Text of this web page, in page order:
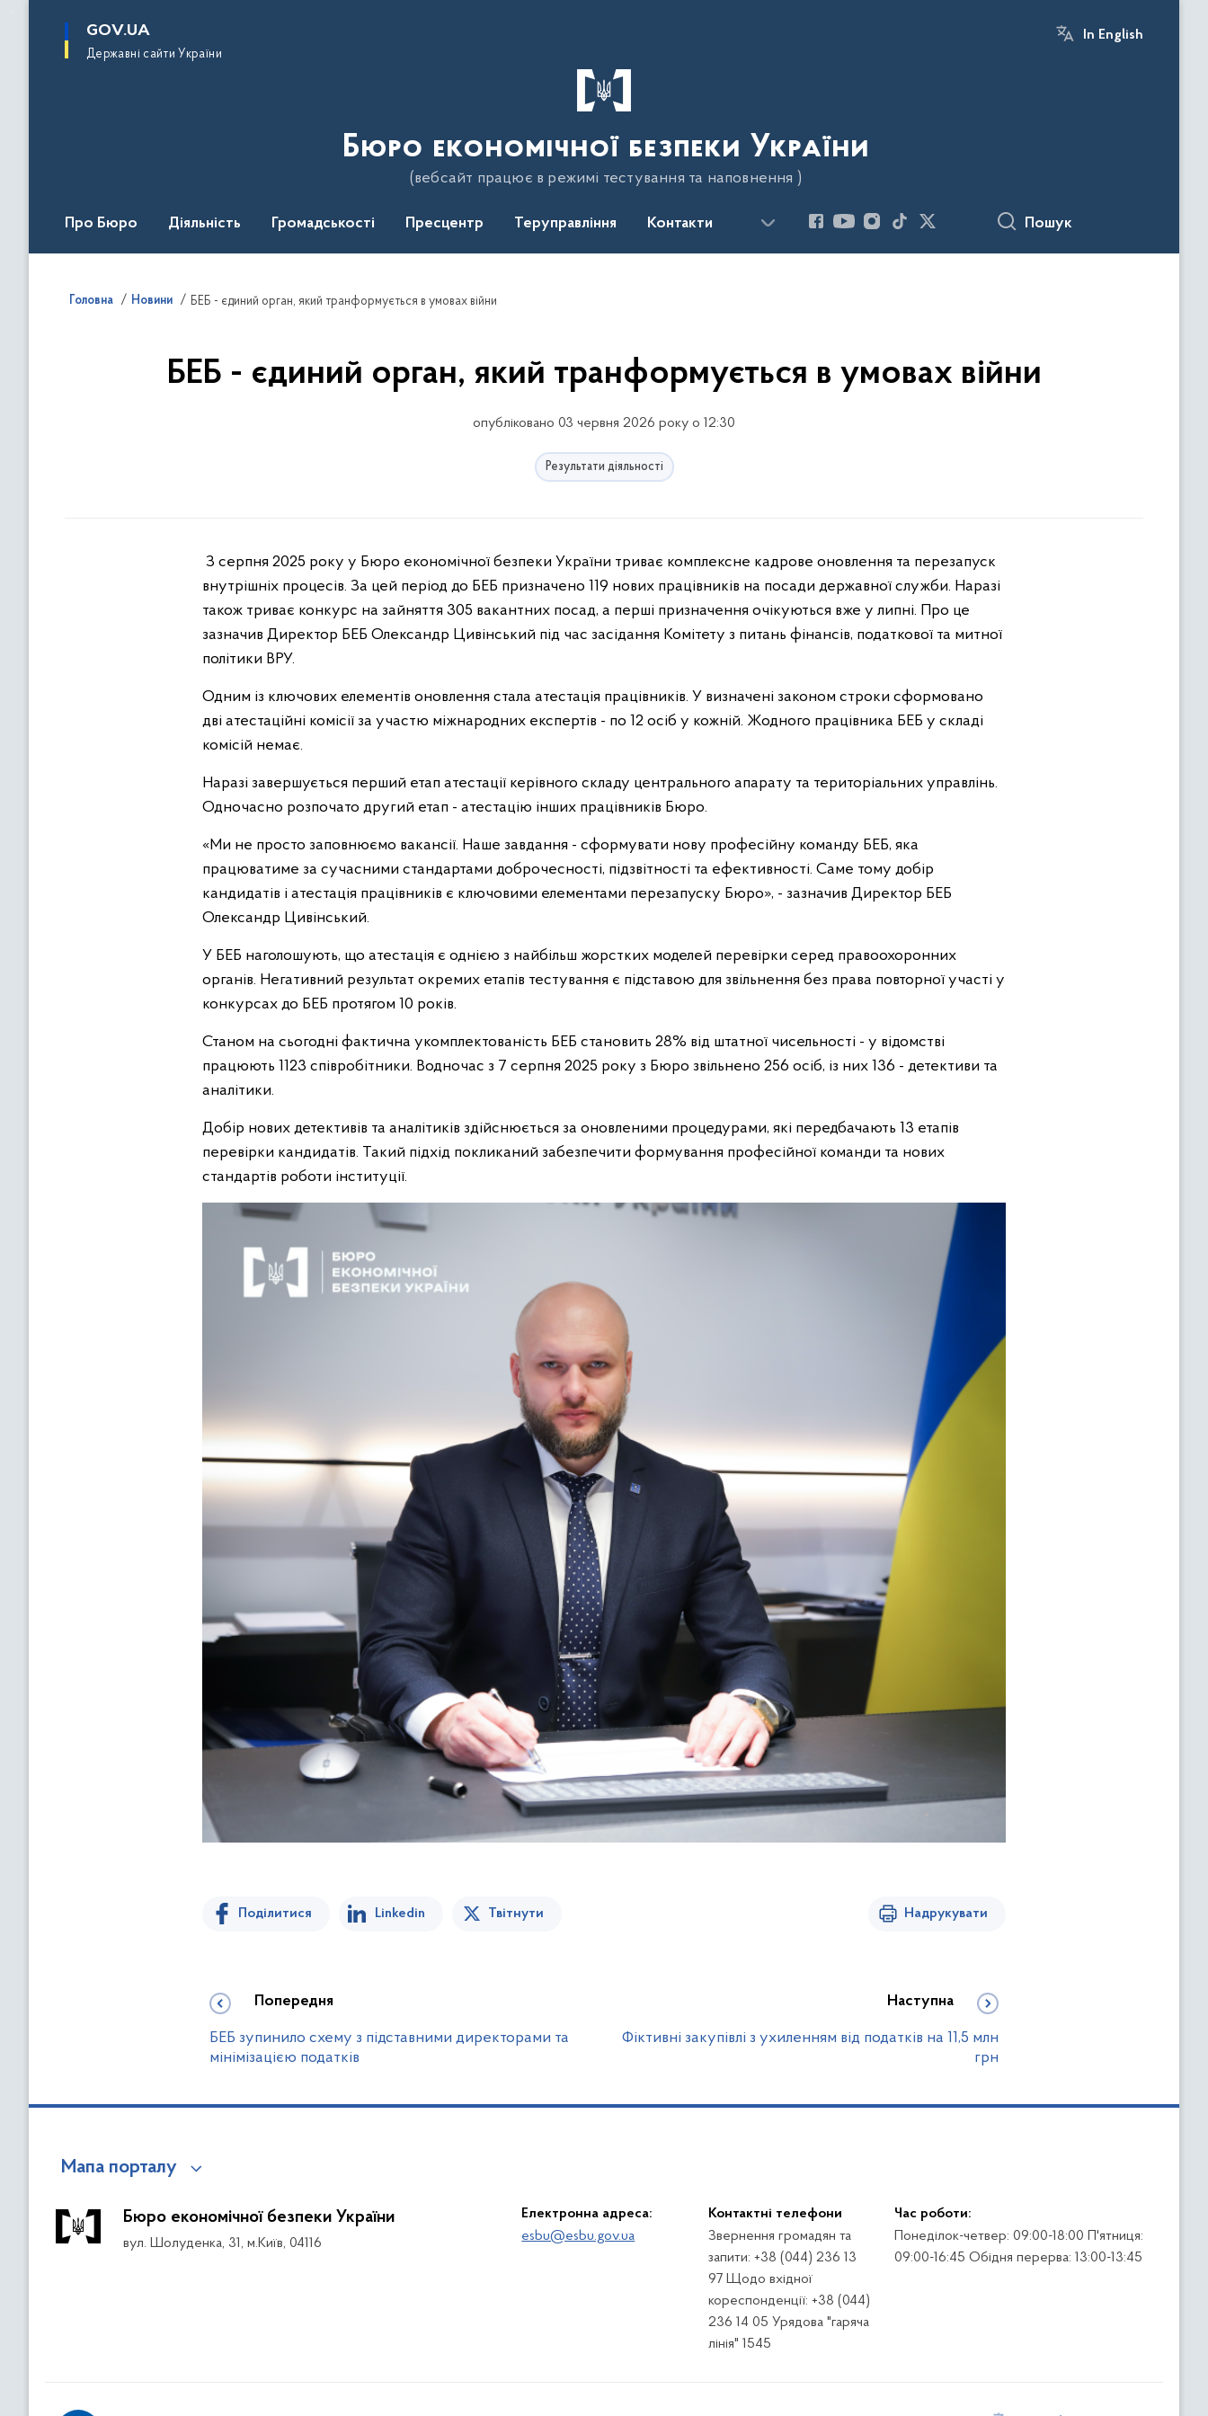
основного
GOV.UA
Державні сайти України
In English
Бюро економічної безпеки України
(вебсайт працює в режимі тестування та наповнення )
Про Бюро Діяльність Громадськості Пресцентр Теруправління Контакти Пошук
Головна Новини БЕБ - єдиний орган, який транформується в умовах війни
БЕБ - єдиний орган, який транформується в умовах війни
опубліковано 03 червня 2026 року о 12:30
Результати діяльності
З серпня 2025 року у Бюро економічної безпеки України триває комплексне кадрове оновлення та перезапуск
внутрішніх процесів. За цей період до БЕБ призначено 119 нових працівників на посади державної служби. Наразі
також триває конкурс на зайняття 305 вакантних посад, а перші призначення очікуються вже у липні. Про це
зазначив Директор БЕБ Олександр Цивінський під час засідання Комітету з питань фінансів, податкової та митної
політики ВРУ.
Одним із ключових елементів оновлення стала атестація працівників. У визначені законом строки сформовано
дві атестаційні комісії за участю міжнародних експертів - по 12 осіб у кожній. Жодного працівника БЕБ у складі
комісій немає.
Наразі завершується перший етап атестації керівного складу центрального апарату та територіальних управлінь.
Одночасно розпочато другий етап - атестацію інших працівників Бюро.
«Ми не просто заповнюємо вакансії. Наше завдання - сформувати нову професійну команду БЕБ, яка
працюватиме за сучасними стандартами доброчесності, підзвітності та ефективності. Саме тому добір
кандидатів і атестація працівників є ключовими елементами перезапуску Бюро», - зазначив Директор БЕБ
Олександр Цивінський.
У БЕБ наголошують, що атестація є однією з найбільш жорстких моделей перевірки серед правоохоронних
органів. Негативний результат окремих етапів тестування є підставою для звільнення без права повторної участі у
конкурсах до БЕБ протягом 10 років.
Станом на сьогодні фактична укомплектованість БЕБ становить 28% від штатної чисельності - у відомстві
працюють 1123 співробітники. Водночас з 7 серпня 2025 року з Бюро звільнено 256 осіб, із них 136 - детективи та
аналітики.
Добір нових детективів та аналітиків здійснюється за оновленими процедурами, які передбачають 13 етапів
перевірки кандидатів. Такий підхід покликаний забезпечити формування професійної команди та нових
стандартів роботи інституції.
Поділитися Linkedin Твітнути Надрукувати
Попередня
БЕБ зупинило схему з підставними директорами та
мінімізацією податків
Наступна
Фіктивні закупівлі з ухиленням від податків на 11,5 млн
грн
Мапа порталу
Бюро економічної безпеки України
вул. Шолуденка, 31, м.Київ, 04116
Електронна адреса:
esbu@esbu.gov.ua
Контактні телефони
Звернення громадян та
запити: +38 (044) 236 13
97 Щодо вхідної
кореспонденції: +38 (044)
236 14 05 Урядова "гаряча
лінія" 1545
Час роботи:
Понеділок-четвер: 09:00-18:00 П'ятниця:
09:00-16:45 Обідня перерва: 13:00-13:45